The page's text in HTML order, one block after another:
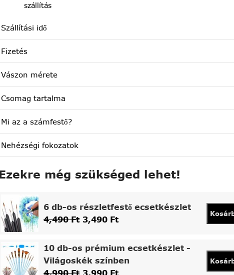
szállítás
Szállítási idő
Fizetés
Vászon mérete
Csomag tartalma
Mi az a számfestő?
Nehézségi fokozatok
Ezekre még szükséged lehet!
6 db-os részletfestő ecsetkészlet
4,490Ft 3,490 Ft
10 db-os prémium ecsetkészlet -
Világoskék színben